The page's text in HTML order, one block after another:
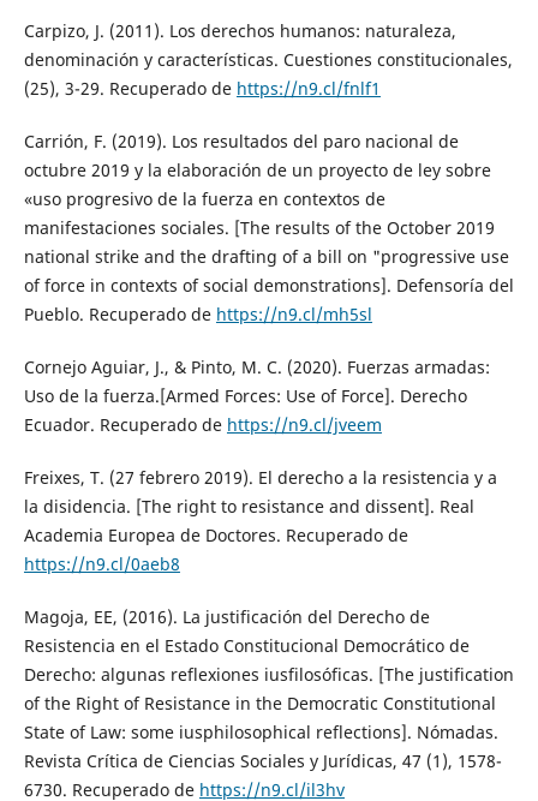
Carpizo, J. (2011). Los derechos humanos: naturaleza,
denominación y características. Cuestiones constitucionales,
(25), 3-29. Recuperado de https://n9.cl/fnlf1
Carrión, F. (2019). Los resultados del paro nacional de
octubre 2019 y la elaboración de un proyecto de ley sobre
«uso progresivo de la fuerza en contextos de
manifestaciones sociales. [The results of the October 2019
national strike and the drafting of a bill on "progressive use
of force in contexts of social demonstrations]. Defensoría del
Pueblo. Recuperado de https://n9.cl/mh5sl
Cornejo Aguiar, J., & Pinto, M. C. (2020). Fuerzas armadas:
Uso de la fuerza.[Armed Forces: Use of Force]. Derecho
Ecuador. Recuperado de https://n9.cl/jveem
Freixes, T. (27 febrero 2019). El derecho a la resistencia y a
la disidencia. [The right to resistance and dissent]. Real
Academia Europea de Doctores. Recuperado de
https://n9.cl/0aeb8
Magoja, EE, (2016). La justificación del Derecho de
Resistencia en el Estado Constitucional Democrático de
Derecho: algunas reflexiones iusfilosóficas. [The justification
of the Right of Resistance in the Democratic Constitutional
State of Law: some iusphilosophical reflections]. Nómadas.
Revista Crítica de Ciencias Sociales y Jurídicas, 47 (1), 1578-
6730. Recuperado de https://n9.cl/il3hv